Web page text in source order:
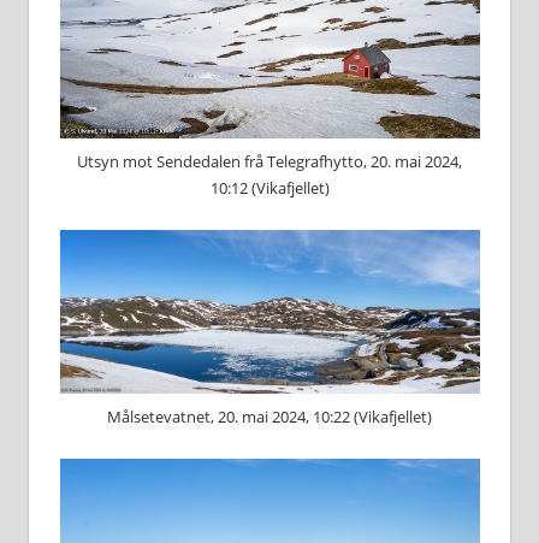
Utsyn mot Sendedalen frå Telegrafhytto, 20. mai 2024,
10:12 (Vikafjellet)
Målsetevatnet, 20. mai 2024, 10:22 (Vikafjellet)